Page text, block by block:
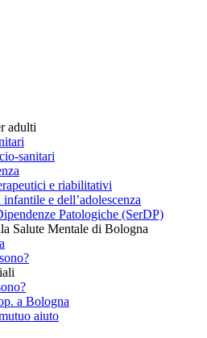
adulti
sanitari
e riabilitativi
e dell’adolescenza
Patologiche (SerDP)
Salute Mentale di Bologna
a Bologna
aiuto